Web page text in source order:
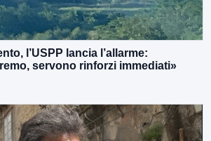
l’USPP lancia l’allarme:
servono rinforzi immediati»